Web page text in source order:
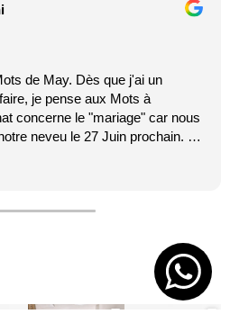
de May. Dès que j'ai un
je pense aux Mots à
concerne le "mariage" car nous
neveu le 27 Juin prochain. Je